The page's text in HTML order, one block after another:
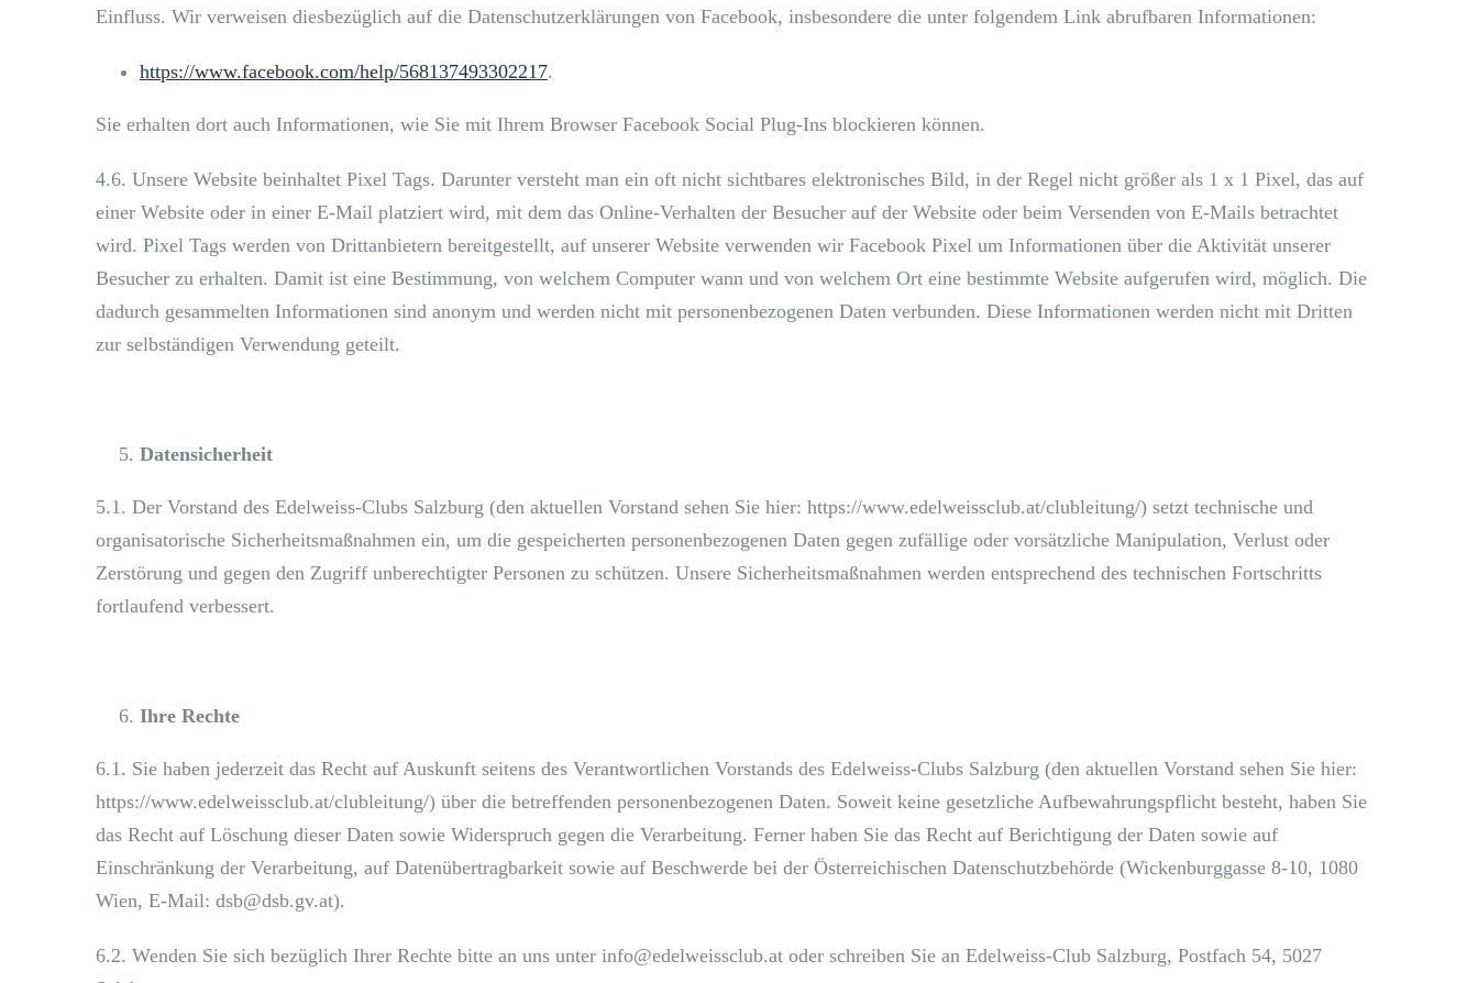
Einfluss. Wir verweisen diesbezüglich auf die Datenschutzerklärungen von Facebook, insbesondere die unter folgendem Link abrufbaren Informationen:
https://www.facebook.com/help/568137493302217.
Sie erhalten dort auch Informationen, wie Sie mit Ihrem Browser Facebook Social Plug-Ins blockieren können.
4.6. Unsere Website beinhaltet Pixel Tags. Darunter versteht man ein oft nicht sichtbares elektronisches Bild, in der Regel nicht größer als 1 x 1 Pixel, das auf
einer Website oder in einer E-Mail platziert wird, mit dem das Online-Verhalten der Besucher auf der Website oder beim Versenden von E-Mails betrachtet
wird. Pixel Tags werden von Drittanbietern bereitgestellt, auf unserer Website verwenden wir Facebook Pixel um Informationen über die Aktivität unserer
Besucher zu erhalten. Damit ist eine Bestimmung, von welchem Computer wann und von welchem Ort eine bestimmte Website aufgerufen wird, möglich. Die
dadurch gesammelten Informationen sind anonym und werden nicht mit personenbezogenen Daten verbunden. Diese Informationen werden nicht mit Dritten
zur selbständigen Verwendung geteilt.
Datensicherheit
5.1. Der Vorstand des Edelweiss-Clubs Salzburg (den aktuellen Vorstand sehen Sie hier: https://www.edelweissclub.at/clubleitung/) setzt technische und
organisatorische Sicherheitsmaßnahmen ein, um die gespeicherten personenbezogenen Daten gegen zufällige oder vorsätzliche Manipulation, Verlust oder
Zerstörung und gegen den Zugriff unberechtigter Personen zu schützen. Unsere Sicherheitsmaßnahmen werden entsprechend des technischen Fortschritts
fortlaufend verbessert.
Ihre Rechte
6.1. Sie haben jederzeit das Recht auf Auskunft seitens des Verantwortlichen Vorstands des Edelweiss-Clubs Salzburg (den aktuellen Vorstand sehen Sie hier:
https://www.edelweissclub.at/clubleitung/) über die betreffenden personenbezogenen Daten. Soweit keine gesetzliche Aufbewahrungspflicht besteht, haben Sie
das Recht auf Löschung dieser Daten sowie Widerspruch gegen die Verarbeitung. Ferner haben Sie das Recht auf Berichtigung der Daten sowie auf
Einschränkung der Verarbeitung, auf Datenübertragbarkeit sowie auf Beschwerde bei der Österreichischen Datenschutzbehörde (Wickenburggasse 8-10, 1080
Wien, E-Mail: dsb@dsb.gv.at).
6.2. Wenden Sie sich bezüglich Ihrer Rechte bitte an uns unter info@edelweissclub.at oder schreiben Sie an Edelweiss-Club Salzburg, Postfach 54, 5027